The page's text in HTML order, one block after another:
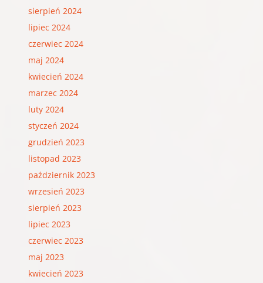
sierpień 2024
lipiec 2024
czerwiec 2024
maj 2024
kwiecień 2024
marzec 2024
luty 2024
styczeń 2024
grudzień 2023
listopad 2023
październik 2023
wrzesień 2023
sierpień 2023
lipiec 2023
czerwiec 2023
maj 2023
kwiecień 2023